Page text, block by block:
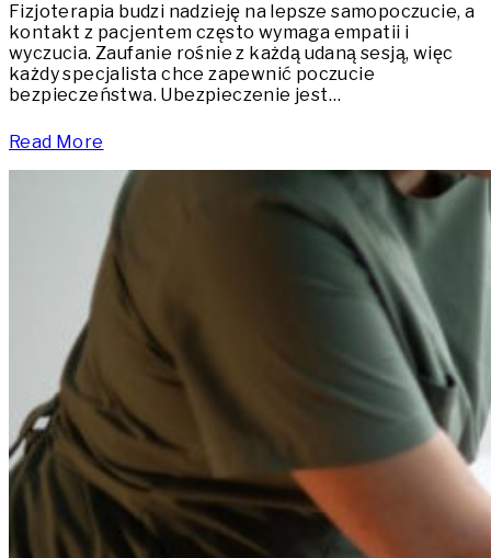
Fizjoterapia budzi nadzieję na lepsze samopoczucie, a
kontakt z pacjentem często wymaga empatii i
wyczucia. Zaufanie rośnie z każdą udaną sesją, więc
każdy specjalista chce zapewnić poczucie
bezpieczeństwa. Ubezpieczenie jest…
Read More